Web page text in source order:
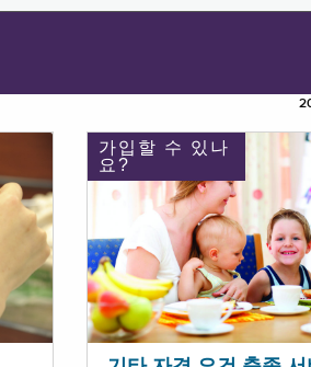
가입할 수 있나
요?